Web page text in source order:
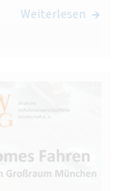
Weiterlesen